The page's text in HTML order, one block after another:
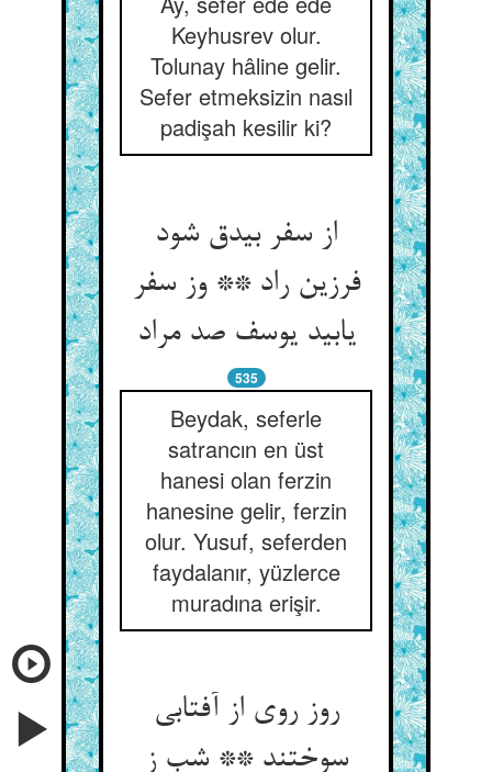
Keyhusrev olur.
Tolunay hâline gelir.
Sefer etmeksizin nasıl
padişah kesilir ki?
از سفر بیدق شود
فرزین راد ** وز سفر
یابید یوسف صد مراد
535
Beydak, seferle
satrancın en üst
hanesi olan ferzin
hanesine gelir, ferzin
olur. Yusuf, seferden
faydalanır, yüzlerce
muradına erişir.
روز روی از آفتابی
سوختند ** شب ز